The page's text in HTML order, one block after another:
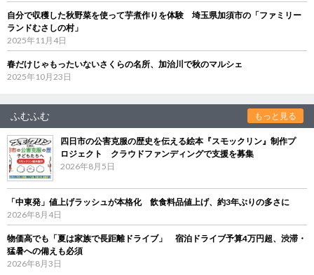
自分で収穫した秋野菜を使って芋煮作りを体験 埼玉県加須市の「ファミリー
ランドむさしの村」
2025年11月4日
春だけじゃもったいないさくらの名所、加治川で秋のマルシェ
2025年10月23日
ふむふむ もっと見る
四日市の公害克服の歴史を伝える絵本『スモックリン』制作プ
ロジェクト クラウドファンディングで支援を募集
2026年8月5日
「中東発」値上げラッシュが本格化 飲食料品値上げ、約3年ぶりの多さに
2026年8月4日
物価高でも「夏は家族で長距離ドライブ」 宿泊ドライブ予算4万円超、渋滞・
猛暑への備えも必須
2026年8月3日